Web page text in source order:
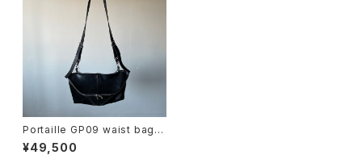
Portaille GP09 waist bag w
axed horse black
¥49,500